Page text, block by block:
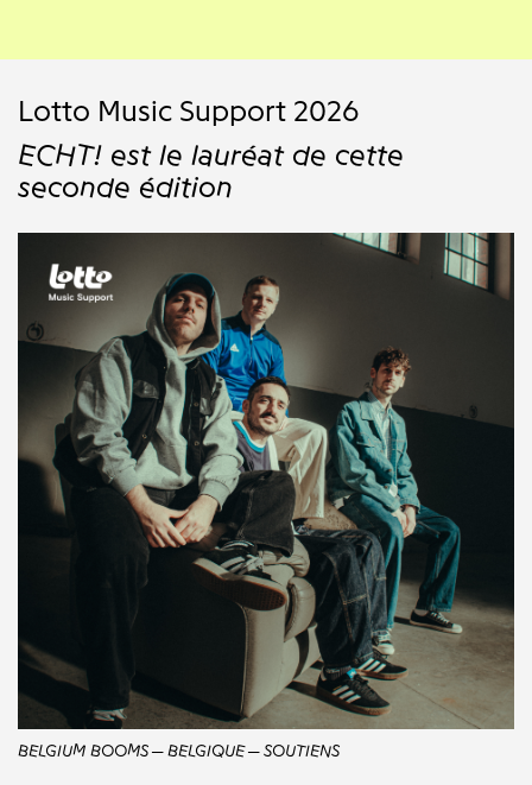
Lotto Music Support 2026
ECHT! est le lauréat de cette
seconde édition
BELGIUM BOOMS BELGIQUE SOUTIENS